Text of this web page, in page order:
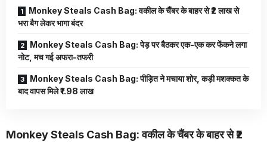
Monkey Steals Cash Bag: वकील के चैंबर के बाहर से ₹2 लाख से
भरा बैग लेकर भागा बंदर
Monkey Steals Cash Bag: पेड़ पर बैठकर एक-एक कर फेंकने लगा
नोट, मच गई अफरा-तफरी
Monkey Steals Cash Bag: पीड़ित ने मचाया शोर, कड़ी मशक्कत के
बाद वापस मिले ₹1.98 लाख
Monkey Steals Cash Bag: वकील के चैंबर के बाहर से ₹2